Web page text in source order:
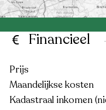
Financieel
Prijs
Maandelijkse kosten
Kadastraal inkomen